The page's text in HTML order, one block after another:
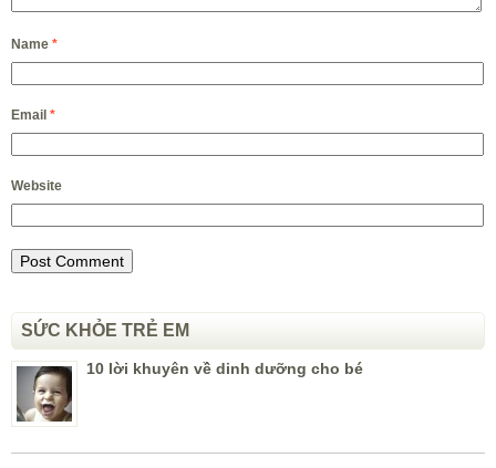
Name *
Email *
Website
SỨC KHỎE TRẺ EM
10 lời khuyên về dinh dưỡng cho bé